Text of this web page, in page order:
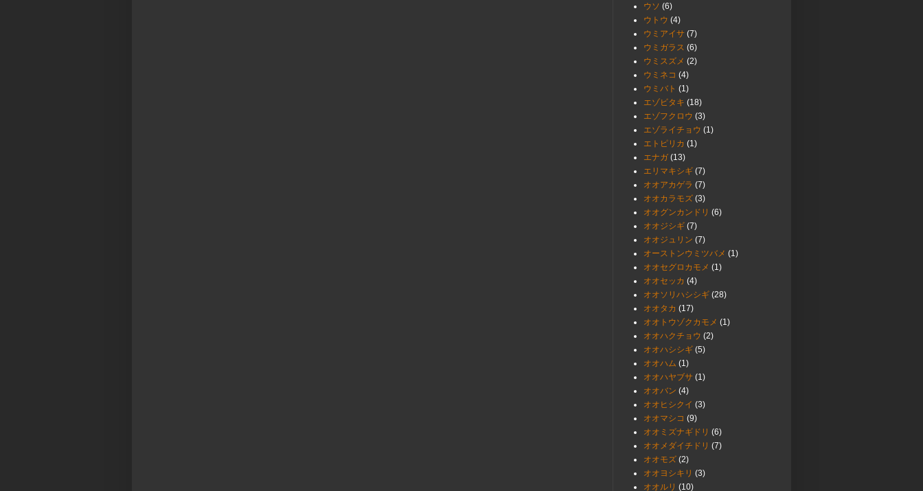
ウソ (6)
ウトウ (4)
ウミアイサ (7)
ウミガラス (6)
ウミスズメ (2)
ウミネコ (4)
ウミバト (1)
エゾビタキ (18)
エゾフクロウ (3)
エゾライチョウ (1)
エトピリカ (1)
エナガ (13)
エリマキシギ (7)
オオアカゲラ (7)
オオカラモズ (3)
オオグンカンドリ (6)
オオジシギ (7)
オオジュリン (7)
オーストンウミツバメ (1)
オオセグロカモメ (1)
オオセッカ (4)
オオソリハシシギ (28)
オオタカ (17)
オオトウゾクカモメ (1)
オオハクチョウ (2)
オオハシシギ (5)
オオハム (1)
オオハヤブサ (1)
オオバン (4)
オオヒシクイ (3)
オオマシコ (9)
オオミズナギドリ (6)
オオメダイチドリ (7)
オオモズ (2)
オオヨシキリ (3)
オオルリ (10)